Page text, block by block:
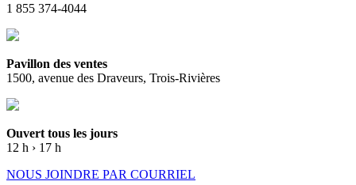
1 855 374-4044
Pavillon des ventes
1500, avenue des Draveurs, Trois-Rivières
Ouvert tous les jours
12 h › 17 h
NOUS JOINDRE PAR COURRIEL